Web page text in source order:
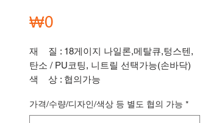
₩0가
재 질 : 18게이지 나일론,메탈큐,텅스텐,
탄소 / PU코팅, 니트릴 선택가능(손바닥)
색 상 : 협의가능
가격/수량/디자인/색상 등 별도 협의 가능 *